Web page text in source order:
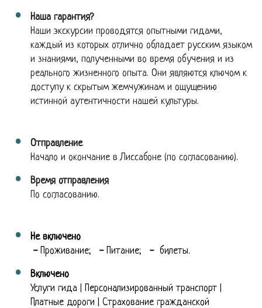
Наша гарантия?
Наши экскурсии проводятся опытными гидами,
каждый из которых отлично обладает русским языком
и знаниями, полученными во время обучения и из
реального жизненного опыта. Они являются ключом к
доступу к скрытым жемчужинам и ощущению
истинной аутентичности нашей культуры.
Отправление
Начало и окончание в Лиссабоне (по согласованию).
Время отправления
По согласованию.
Не включено
- Проживание; - Питание; -билеты.
Включено
Услуги гида | Персонализированный транспорт |
Платные дороги | Страхование гражданской